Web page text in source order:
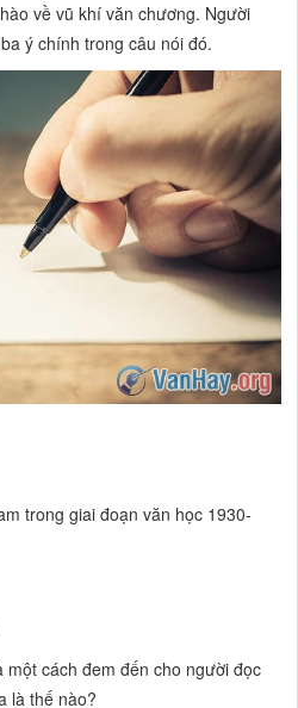
về vũ khí văn chương. Người
ý chính trong câu nói đó.
trong giai đoạn văn học 1930-
cách đem đến cho người đọc
là thế nào?